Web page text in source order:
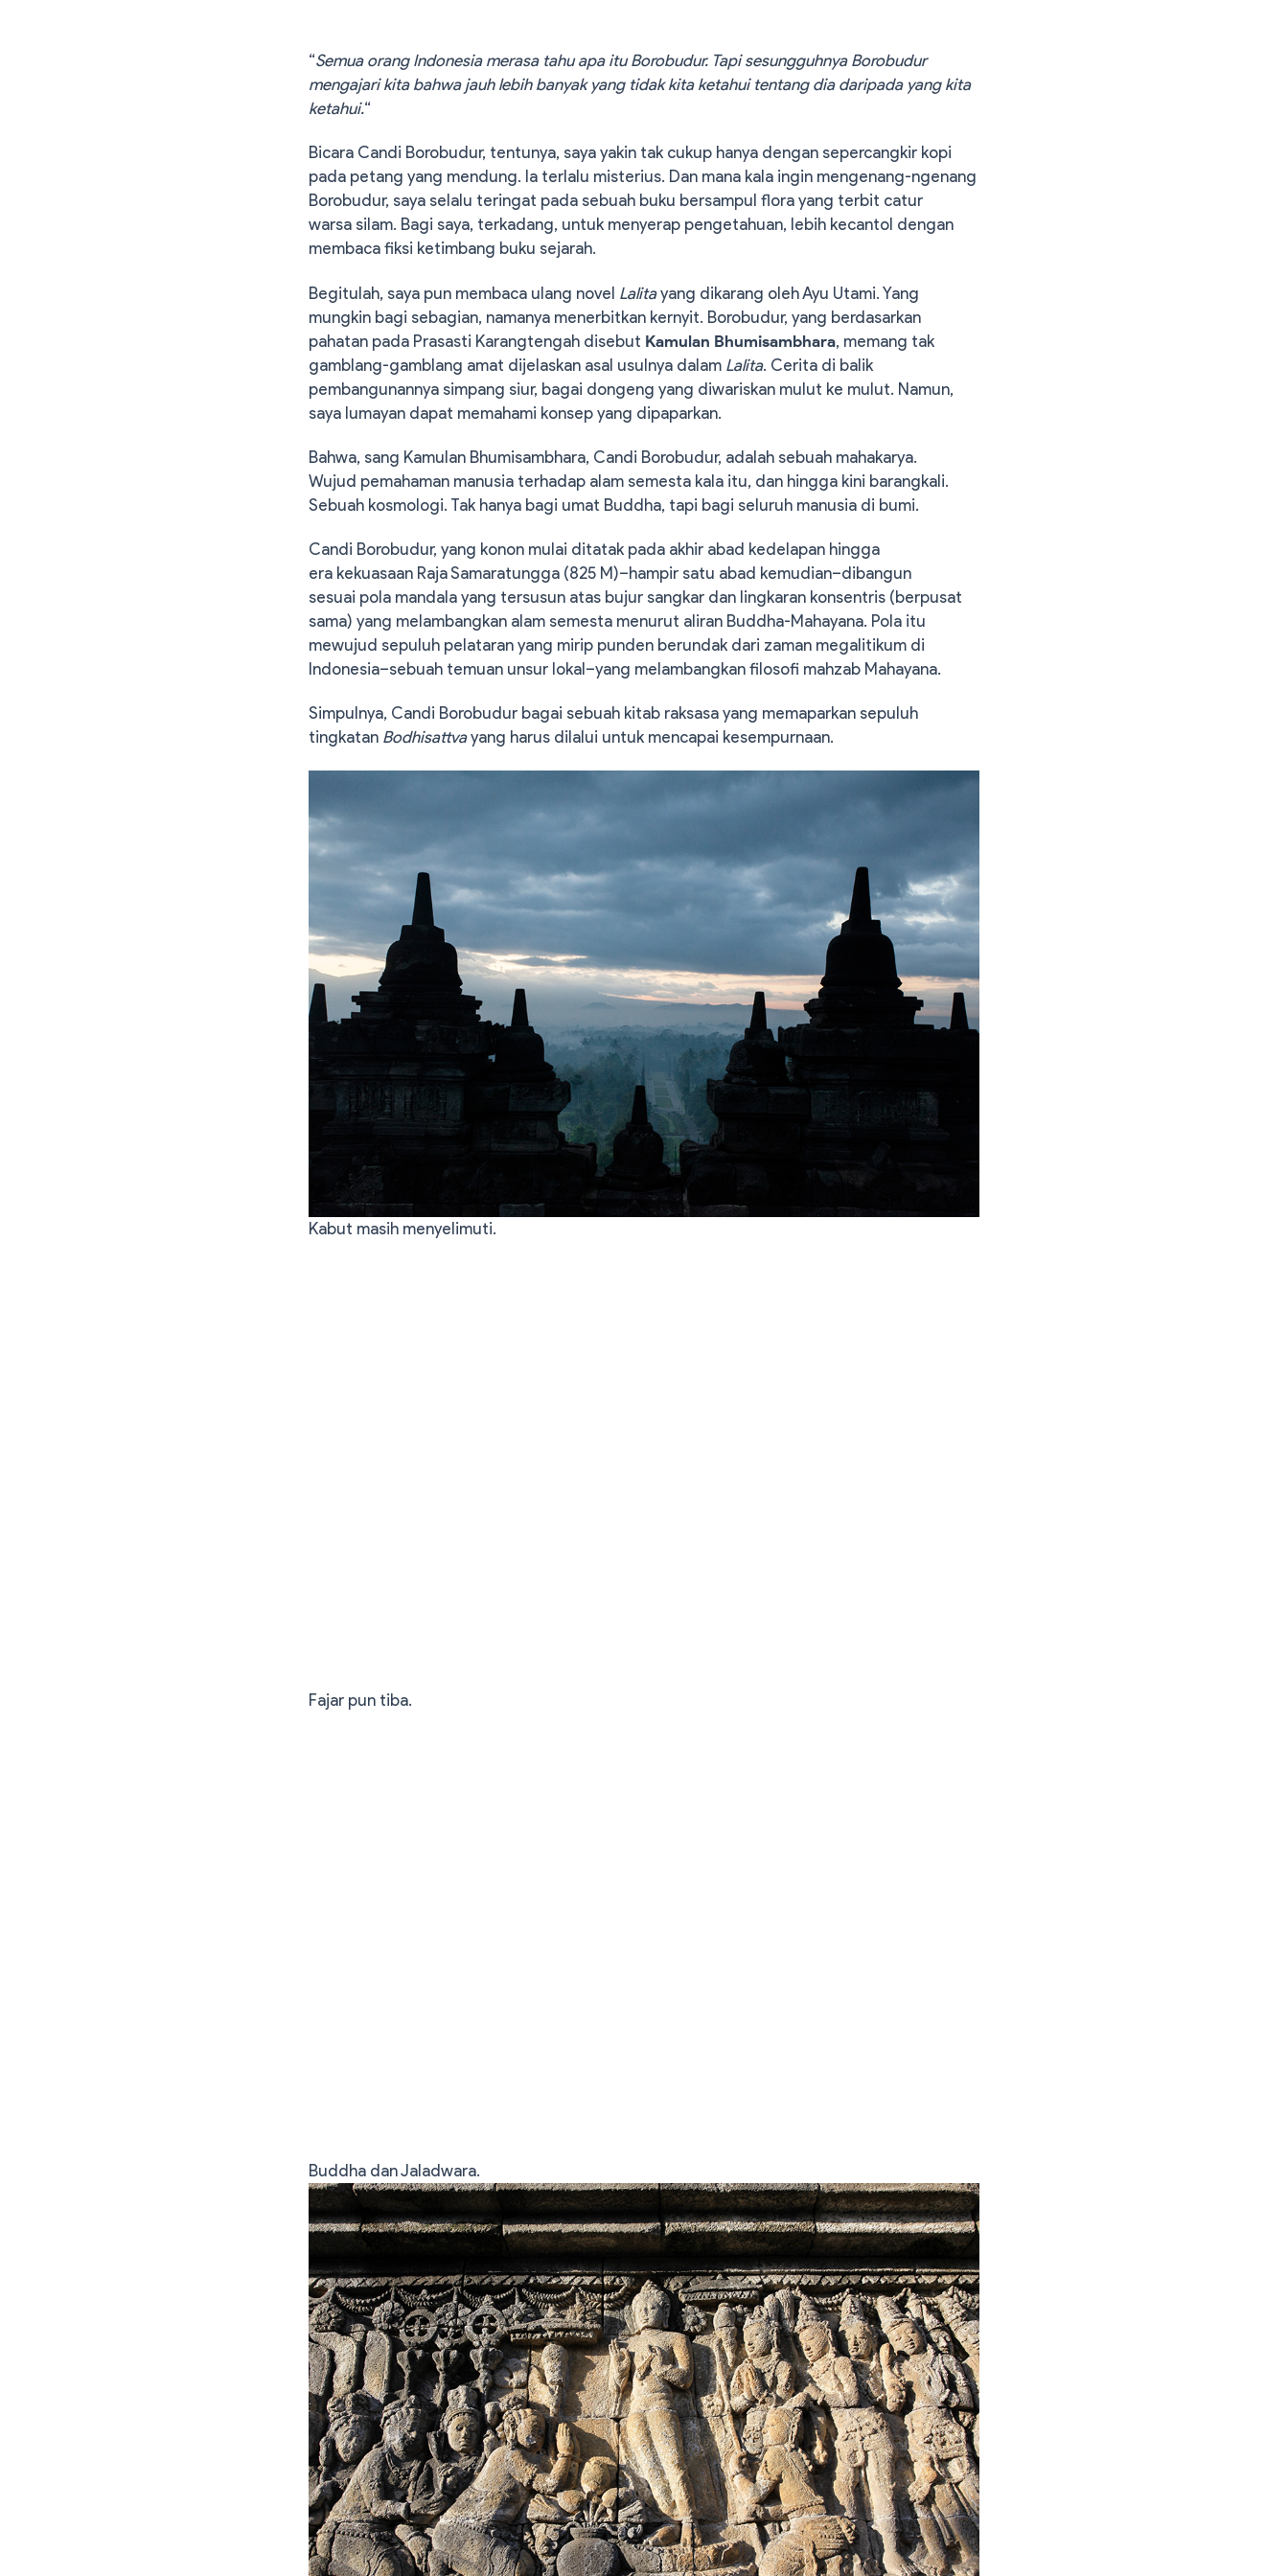
“Semua orang Indonesia merasa tahu apa itu Borobudur. Tapi sesungguhnya Borobudur
mengajari kita bahwa jauh lebih banyak yang tidak kita ketahui tentang dia daripada yang kita
ketahui.“
Bicara Candi Borobudur, tentunya, saya yakin tak cukup hanya dengan sepercangkir kopi
pada petang yang mendung. Ia terlalu misterius. Dan mana kala ingin mengenang-ngenang
Borobudur, saya selalu teringat pada sebuah buku bersampul flora yang terbit catur
warsa silam. Bagi saya, terkadang, untuk menyerap pengetahuan, lebih kecantol dengan
membaca fiksi ketimbang buku sejarah.
Begitulah, saya pun membaca ulang novel Lalitayang dikarang oleh Ayu Utami. Yang
mungkin bagi sebagian, namanya menerbitkan kernyit. Borobudur, yang berdasarkan
pahatan pada Prasasti Karangtengah disebut Kamulan Bhumisambhara, memang tak
gamblang-gamblang amat dijelaskan asal usulnya dalam Lalita. Cerita di balik
pembangunannya simpang siur, bagai dongeng yang diwariskan mulut ke mulut. Namun,
saya lumayan dapat memahami konsep yang dipaparkan.
Bahwa, sang Kamulan Bhumisambhara, Candi Borobudur, adalah sebuah mahakarya.
Wujud pemahaman manusia terhadap alam semesta kala itu, dan hingga kini barangkali.
Sebuah kosmologi. Tak hanya bagi umat Buddha, tapi bagi seluruh manusia di bumi.
Candi Borobudur, yang konon mulai ditatak pada akhir abad kedelapan hingga
era kekuasaan Raja Samaratungga (825 M)–hampir satu abad kemudian–dibangun
sesuai pola mandala yang tersusun atas bujur sangkar dan lingkaran konsentris (berpusat
sama) yang melambangkan alam semesta menurut aliran Buddha-Mahayana. Pola itu
mewujud sepuluh pelataran yang mirip punden berundak dari zaman megalitikum di
Indonesia–sebuah temuan unsur lokal–yang melambangkan filosofi mahzab Mahayana.
Simpulnya, Candi Borobudur bagai sebuah kitab raksasa yang memaparkan sepuluh
tingkatan Bodhisattvayang harus dilalui untuk mencapai kesempurnaan.
Kabut masih menyelimuti.
Fajar pun tiba.
Buddha dan Jaladwara.